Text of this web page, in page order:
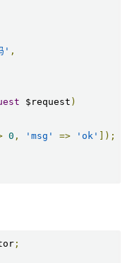
' ,
$request )
0 , 'msg' => 'ok' ]);
;